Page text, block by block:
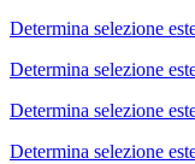
Determina selezione
Determina selezione
Determina selezione
Determina selezione